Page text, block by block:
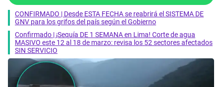
CONFIRMADO | Desde ESTA FECHA se reabrirá el SISTEMA DE
GNV para los grifos del país según el Gobierno
Confirmado | ¡Sequía DE 1 SEMANA en Lima! Corte de agua
MASIVO este 12 al 18 de marzo: revisa los 52 sectores afectados
SIN SERVICIO